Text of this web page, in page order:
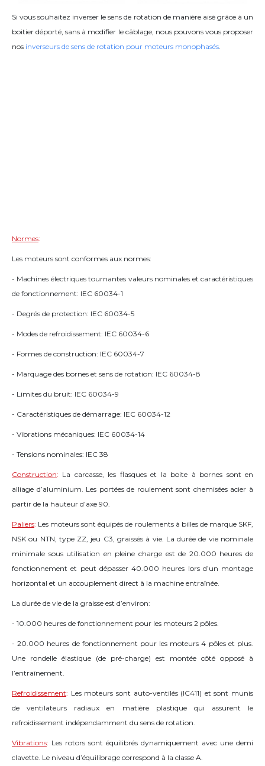
Si vous souhaitez inverser le sens de rotation de manière aisé grâce à un
boitier déporté, sans à modifier le câblage, nous pouvons vous proposer
nos inverseurs de sens de rotation pour moteurs monophasés.
Normes:
Les moteurs sont conformes aux normes:
- Machines électriques tournantes valeurs nominales et caractéristiques
de fonctionnement: IEC 60034-1
- Degrés de protection: IEC 60034-5
- Modes de refroidissement: IEC 60034-6
- Formes de construction: IEC 60034-7
- Marquage des bornes et sens de rotation: IEC 60034-8
- Limites du bruit: IEC 60034-9
- Caractéristiques de démarrage: IEC 60034-12
- Vibrations mécaniques: IEC 60034-14
- Tensions nominales: IEC 38
Construction: La carcasse, les flasques et la boite à bornes sont en
alliage d’aluminium. Les portées de roulement sont chemisées acier à
partir de la hauteur d’axe 90.
Paliers: Les moteurs sont équipés de roulements à billes de marque SKF,
NSK ou NTN, type ZZ, jeu C3, graissés à vie. La durée de vie nominale
minimale sous utilisation en pleine charge est de 20.000 heures de
fonctionnement et peut dépasser 40.000 heures lors d’un montage
horizontal et un accouplement direct à la machine entraînée.
La durée de vie de la graisse est d’environ:
- 10.000 heures de fonctionnement pour les moteurs 2 pôles.
- 20.000 heures de fonctionnement pour les moteurs 4 pôles et plus.
Une rondelle élastique (de pré-charge) est montée côté opposé à
l’entraînement.
Refroidissement: Les moteurs sont auto-ventilés (IC411) et sont munis
de ventilateurs radiaux en matière plastique qui assurent le
refroidissement indépendamment du sens de rotation.
Vibrations: Les rotors sont équilibrés dynamiquement avec une demi
clavette. Le niveau d’équilibrage correspond à la classe A.